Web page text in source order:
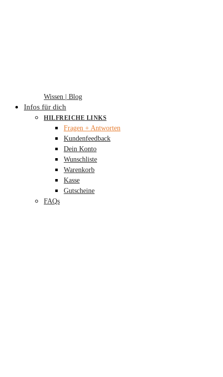
Wissen | Blog
Infos für dich
HILFREICHE LINKS
Fragen + Antworten
Kundenfeedback
Dein Konto
Wunschliste
Warenkorb
Kasse
Gutscheine
FAQs